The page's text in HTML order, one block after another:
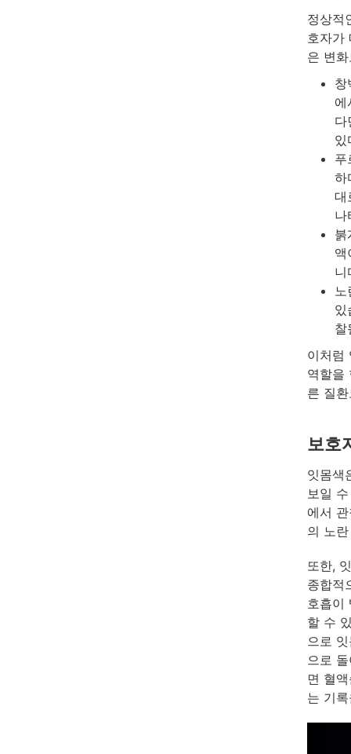
정상적
호자가
은 변
창
에
다
있
푸
하
대
나
붉
액
니
노
있
찰
이처럼
역할을
른 질
보호
잇몸색
보일
에서
의 노
또한,
종합적
호흡이
할 수
으로
으로
면 혈
는 기